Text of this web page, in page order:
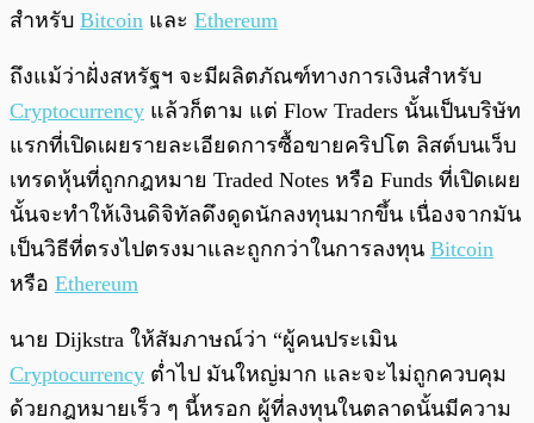
สำหรับ Bitcoin และ Ethereum
ถึงแม้ว่าฝั่งสหรัฐฯ จะมีผลิตภัณฑ์ทางการเงินสำหรับ
Cryptocurrency แล้วก็ตาม แต่ Flow Traders นั้นเป็นบริษัท
แรกที่เปิดเผยรายละเอียดการซื้อขายคริปโต ลิสต์บนเว็บ
เทรดหุ้นที่ถูกกฎหมาย Traded Notes หรือ Funds ที่เปิดเผย
นั้นจะทำให้เงินดิจิทัลดึงดูดนักลงทุนมากขึ้น เนื่องจากมัน
เป็นวิธีที่ตรงไปตรงมาและถูกกว่าในการลงทุน Bitcoin
หรือ Ethereum
นาย Dijkstra ให้สัมภาษณ์ว่า “ผู้คนประเมิน
Cryptocurrency ต่ำไป มันใหญ่มาก และจะไม่ถูกควบคุม
ด้วยกฎหมายเร็ว ๆ นี้หรอก ผู้ที่ลงทุนในตลาดนั้นมีความ